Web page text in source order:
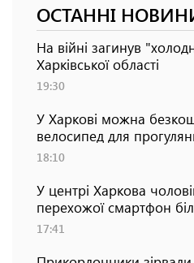
ОСТАННІ
На війні загинув
Харківської області
19:30
У Харкові можна
велосипед для
18:10
У центрі Харкова
перехожої смартфон
17:41